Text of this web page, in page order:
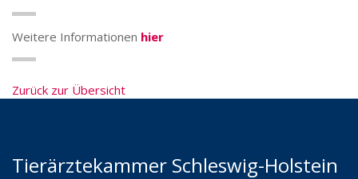
Weitere Informationen hier
Zurück zur Übersicht
Tierärztekammer Schleswig-Holstein